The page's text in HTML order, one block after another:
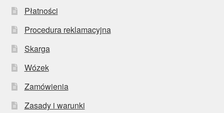
Płatności
Procedura reklamacyjna
Skarga
Wózek
Zamówienia
Zasady i warunki